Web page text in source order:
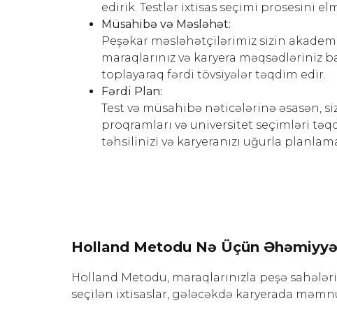
edirik. Testlər ixtisas seçimi prosesini
Müsahibə və Məsləhət:
Peşəkar məsləhətçilərimiz sizin
maraqlarınız və karyera məqsədləriniz
toplayaraq fərdi tövsiyələr təqdim edir.
Fərdi Plan:
Test və müsahibə nəticələrinə əsasən,
proqramları və universitet seçimləri
təhsilinizi və karyeranızı uğurla
Holland Metodu Nə Üçün
Holland Metodu, maraqlarınızla peşə
seçilən ixtisaslar, gələcəkdə karyerada